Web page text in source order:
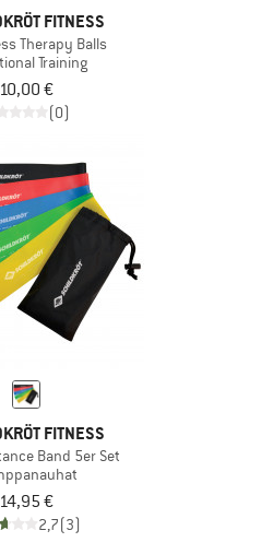
FITNESS
Therapy Balls
Training
10,00 €
(0)
FITNESS
Band 5er Set
14,95 €
2,7(3)